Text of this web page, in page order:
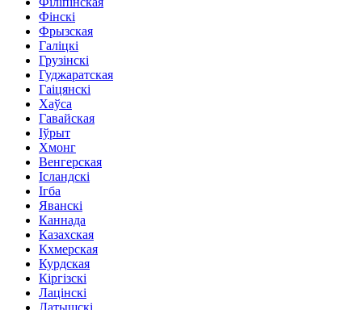
Фінскі
Фрызская
Галіцкі
Грузінскі
Гуджаратская
Гаіцянскі
Хаўса
Гавайская
Іўрыт
Хмонг
Венгерская
Ісландскі
Ігба
Яванскі
Каннада
Казахская
Кхмерская
Курдская
Кіргізскі
Лацінскі
Латышскі